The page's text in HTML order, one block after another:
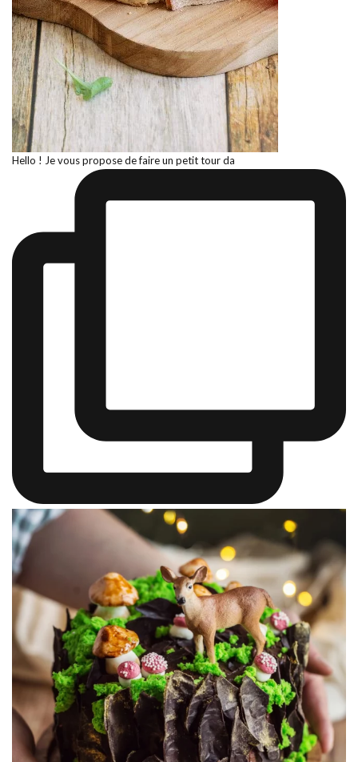
Hello ! Je vous propose de faire un petit tour da